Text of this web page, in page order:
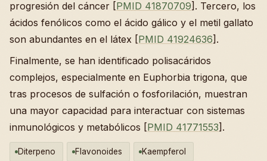
progresión del cáncer [PMID 41870709]. Tercero, los
ácidos fenólicos como el ácido gálico y el metil gallato
son abundantes en el látex [PMID 41924636].
Finalmente, se han identificado polisacáridos
complejos, especialmente en Euphorbia trigona, que
tras procesos de sulfación o fosforilación, muestran
una mayor capacidad para interactuar con sistemas
inmunológicos y metabólicos [PMID 41771553].
Diterpeno Flavonoides Kaempferol